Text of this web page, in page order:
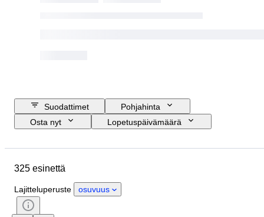
Suodattimet
Pohjahinta
Osta nyt
Lopetuspäivämäärä
Mittasuhde
Rautatieyhtiä
Aikakausi
325 esinettä
Lajitteluperuste osuvuus